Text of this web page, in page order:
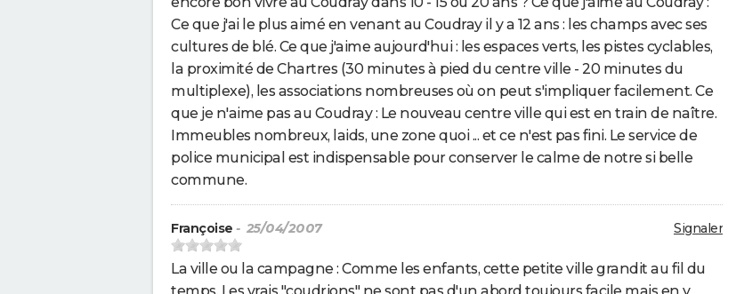
Ce que j'ai le plus aimé en venant au Coudray il y a 12 ans : les champs avec ses
cultures de blé. Ce que j'aime aujourd'hui : les espaces verts, les pistes cyclables,
la proximité de Chartres (30 minutes à pied du centre ville - 20 minutes du
multiplexe), les associations nombreuses où on peut s'impliquer facilement. Ce
que je n'aime pas au Coudray : Le nouveau centre ville qui est en train de naître.
Immeubles nombreux, laids, une zone quoi ... et ce n'est pas fini. Le service de
police municipal est indispensable pour conserver le calme de notre si belle
commune.
Signaler
Françoise - 25/04/2007
La ville ou la campagne : Comme les enfants, cette petite ville grandit au fil du